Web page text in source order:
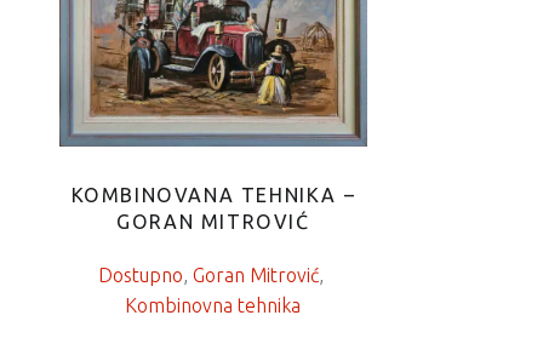
KOMBINOVANA TEHNIKA –
GORAN MITROVIĆ
Dostupno, Goran Mitrović
Kombinovna tehnika